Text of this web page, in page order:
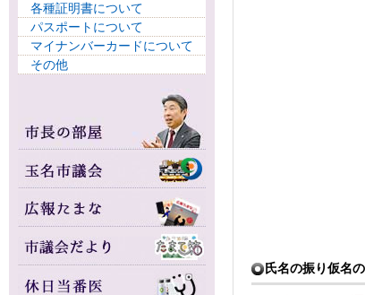
各種証明書について
パスポートについて
マイナンバーカードについて
その他
氏名の振り仮名